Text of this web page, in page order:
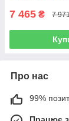
7 465 ₴ 7
Про нас
99%